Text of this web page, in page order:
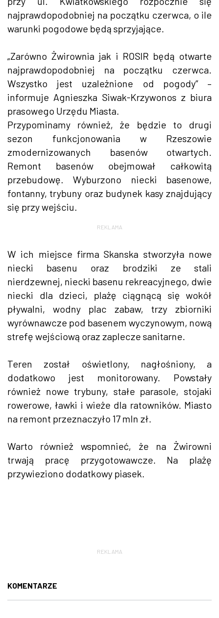
najprawdopodobniej na początku czerwca, o ile
warunki pogodowe będą sprzyjające.
„Zarówno Żwirownia jak i ROSIR będą otwarte
najprawdopodobniej na początku czerwca.
Wszystko jest uzależnione od pogody” –
informuje Agnieszka Siwak-Krzywonos z biura
prasowego Urzędu Miasta.
Przypominamy również, że będzie to drugi
sezon funkcjonowania w Rzeszowie
zmodernizowanych basenów otwartych.
Remont basenów obejmował całkowitą
przebudowę. Wyburzono niecki basenowe,
fontanny, trybuny oraz budynek kasy znajdujący
się przy wejściu.
REKLAMA
W ich miejsce firma Skanska stworzyła nowe
niecki basenu oraz brodziki ze stali
nierdzewnej, niecki basenu rekreacyjnego, dwie
niecki dla dzieci, plażę ciągnącą się wokół
pływalni, wodny plac zabaw, trzy zbiorniki
wyrównawcze pod basenem wyczynowym, nową
strefę wejściową oraz zaplecze sanitarne.
Teren został oświetlony, nagłośniony, a
dodatkowo jest monitorowany. Powstały
również nowe trybuny, stałe parasole, stojaki
rowerowe, ławki i wieże dla ratowników. Miasto
na remont przeznaczyło 17 mln zł.
Warto również wspomnieć, że na Żwirowni
trwają pracę przygotowawcze. Na plażę
przywieziono dodatkowy piasek.
REKLAMA
KOMENTARZE